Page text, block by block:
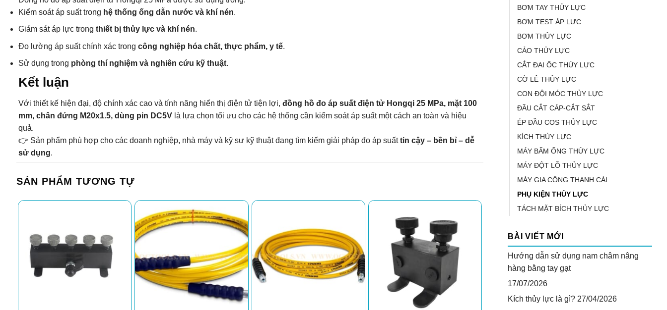
BƠM TAY THỦY LỰC
BƠM TEST ÁP LỰC
BƠM THỦY LỰC
CẢO THỦY LỰC
CẮT ĐAI ỐC THỦY LỰC
CỜ LÊ THỦY LỰC
CON ĐỘI MÓC THỦY LỰC
ĐẦU CẮT CÁP-CẮT SẮT
ÉP ĐẦU COS THỦY LỰC
KÍCH THỦY LỰC
MÁY BẤM ỐNG THỦY LỰC
MÁY ĐỘT LỖ THỦY LỰC
MÁY GIA CÔNG THANH CÁI
PHỤ KIỆN THỦY LỰC
TÁCH MẶT BÍCH THỦY LỰC
BÀI VIẾT MỚI
Hướng dẫn sử dụng nam châm nâng
hàng bằng tay gạt
17/07/2026
Kích thủy lực là gì? 27/04/2026
Kiểm soát áp suất trong hệ thống ống dẫn nước và khí nén.
Giám sát áp lực trong thiết bị thủy lực và khí nén.
Đo lường áp suất chính xác trong công nghiệp hóa chất, thực phẩm, y tế.
Sử dụng trong phòng thí nghiệm và nghiên cứu kỹ thuật.
Kết luận
Với thiết kế hiện đại, độ chính xác cao và tính năng hiển thị điện tử tiện lợi, đồng hồ đo áp suất điện tử Hongqi 25 MPa, mặt 100
mm, chân đứng M20x1.5, dùng pin DC5V là lựa chọn tối ưu cho các hệ thống cần kiểm soát áp suất một cách an toàn và hiệu
quả.
👉 Sản phẩm phù hợp cho các doanh nghiệp, nhà máy và kỹ sư kỹ thuật đang tìm kiếm giải pháp đo áp suấttin cậy – bền bỉ – dễ
sử dụng.
SẢN PHẨM TƯƠNG TỰ